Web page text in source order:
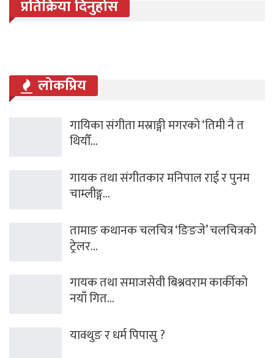
प्रतिक्रिया दिनुहोस
लोकप्रिय
गायिका संगीता मस्राङ्गी मगरको ‘तिमी नै त
थियौँ…
गायक तथा संगीतकार मनिपाल राई र पुनम
चाम्लीङ्ग…
तामाङ कथानक चलचित्र ‘ङिङजे’ चलचित्रको
ट्रेलर…
गायक तथा समाजसेवी बिश्नवराम कार्कीको
नयाँ गित…
याक्थुङ र धर्म पिपासु ?